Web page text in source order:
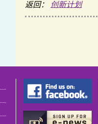
返回： 创新计划